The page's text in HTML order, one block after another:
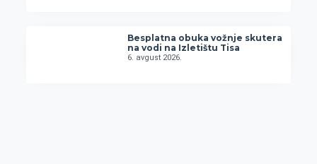
Besplatna obuka vožnje skutera
na vodi na Izletištu Tisa
6. avgust 2026.